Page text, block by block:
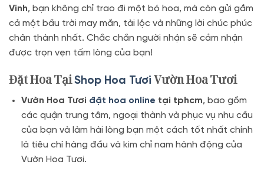
Vinh, bạn không chỉ trao đi một bó hoa, mà còn gửi gắm
cả một bầu trời may mắn, tài lộc và những lời chúc phúc
chân thành nhất. Chắc chắn người nhận sẽ cảm nhận
được trọn vẹn tấm lòng của bạn!
Đặt Hoa TạiShop Hoa Tươi Vườn Hoa Tươi
Vườn Hoa Tươi đặt hoa online tại tphcm, bao gồm
các quận trung tâm, ngoại thành và phục vụ nhu cầu
của bạn và làm hài lòng bạn một cách tốt nhất chính
là tiêu chí hàng đầu và kim chỉ nam hành động của
Vườn Hoa Tươi.